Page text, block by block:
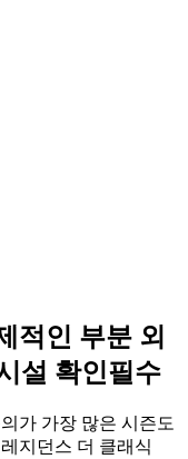
적인 부분 외
설 확인필수
가 가장 많은 시즌도
지던스 더 클래식